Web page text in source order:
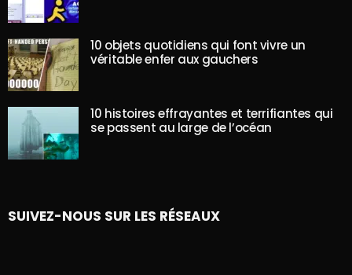
10 objets quotidiens qui font vivre un
véritable enfer aux gauchers
10 histoires effrayantes et terrifiantes qui
se passent au large de l’océan
SUIVEZ-NOUS SUR LES RÉSEAUX